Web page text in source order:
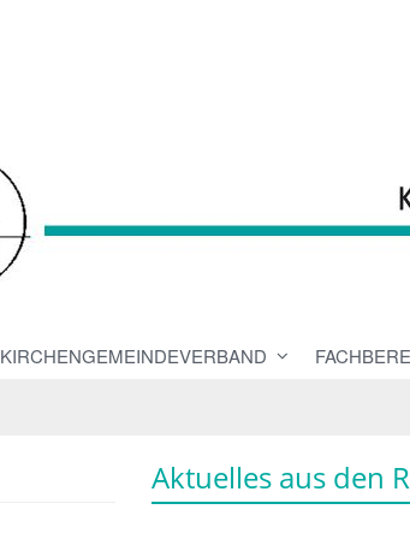
KIRCHENGEMEINDEVERBAND
Aktuelles aus den